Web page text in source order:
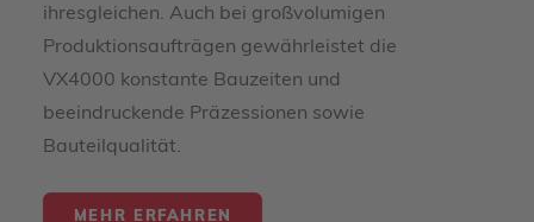
ihresgleichen. Auch bei großvolumigen
Produktionsaufträgen gewährleistet die
VX4000 konstante Bauzeiten und
beeindruckende Präzessionen sowie
Bauteilqualität.
MEHR ERFAHREN